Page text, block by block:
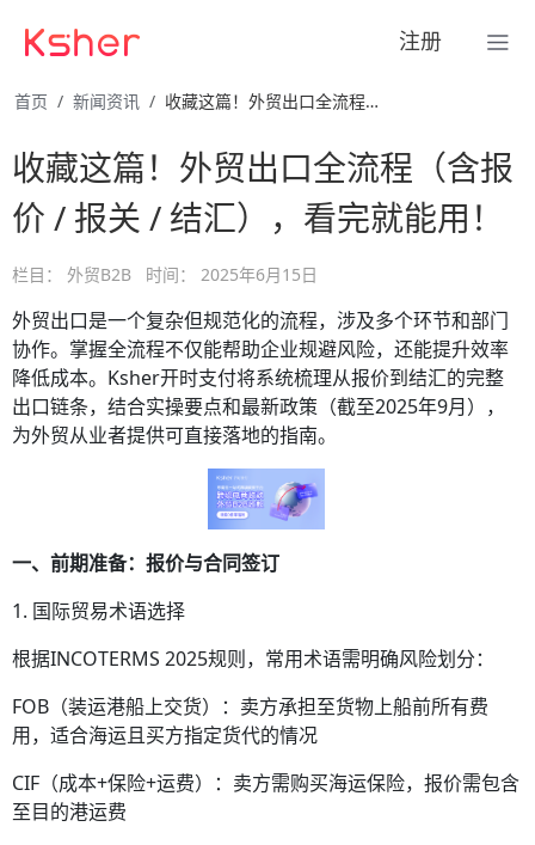
注册
首页 新闻资讯 收藏这篇！外贸出口全流程（含报价 / 报关 / 结汇），看完 …
收藏这篇！外贸出口全流程（含报
价 / 报关 / 结汇），看完就能用！
栏目： 外贸B2B 时间： 2025年6月15日
外贸出口是一个复杂但规范化的流程，涉及多个环节和部门
协作。掌握全流程不仅能帮助企业规避风险，还能提升效率
降低成本。Ksher开时支付将系统梳理从报价到结汇的完整
出口链条，结合实操要点和最新政策（截至2025年9月），
为外贸从业者提供可直接落地的指南。
一、前期准备：报价与合同签订
1. 国际贸易术语选择
根据INCOTERMS 2025规则，常用术语需明确风险划分：
FOB（装运港船上交货）：卖方承担至货物上船前所有费
用，适合海运且买方指定货代的情况
CIF（成本+保险+运费）：卖方需购买海运保险，报价需包含
至目的港运费